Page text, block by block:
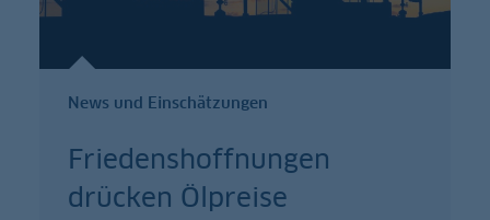
News und Einschätzungen
Friedenshoffnungen
drücken Ölpreise